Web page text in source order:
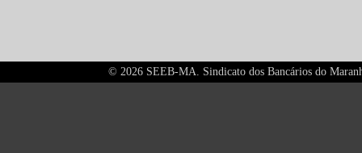
© 2026 SEEB-MA. Sindicato dos Bancários do